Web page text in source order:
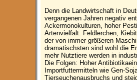
Denn die Landwirtschaft in
vergangenen Jahren negativ
Ackermonokulturen, hoher
Artenvielfalt. Feldlerchen,
der von immer größeren
dramatischsten sind wohl die
mehr Nutztiere werden in
Die Folgen: Hoher
Importfuttermitteln wie Gen-
Tierseuchenausbruchs und